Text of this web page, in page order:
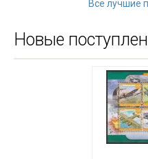
Все лучшие
Новые